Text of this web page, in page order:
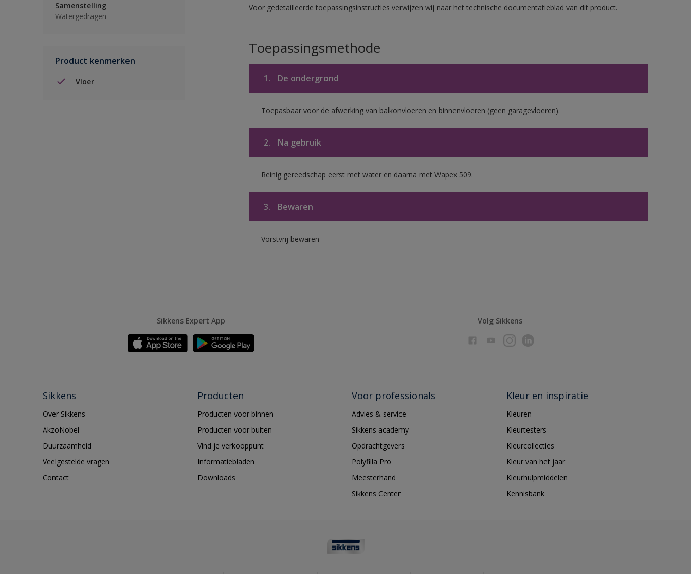
Samenstelling
Watergedragen
Product kenmerken
Vloer
Voor gedetailleerde toepassingsinstructies verwijzen wij naar het technische documentatieblad van dit product.
Toepassingsmethode
1. De ondergrond
Toepasbaar voor de afwerking van balkonvloeren en binnenvloeren (geen garagevloeren).
2. Na gebruik
Reinig gereedschap eerst met water en daarna met Wapex 509.
3. Bewaren
Vorstvrij bewaren
Sikkens Expert App Volg Sikkens
Sikkens
Over Sikkens
AkzoNobel
Duurzaamheid
Veelgestelde vragen
Contact
Producten
Producten voor binnen
Producten voor buiten
Vind je verkooppunt
Informatiebladen
Downloads
Voor professionals
Advies & service
Sikkens academy
Opdrachtgevers
Polyfilla Pro
Meesterhand
Sikkens Center
Kleur en inspiratie
Kleuren
Kleurtesters
Kleurcollecties
Kleur van het jaar
Kleurhulpmiddelen
Kennisbank